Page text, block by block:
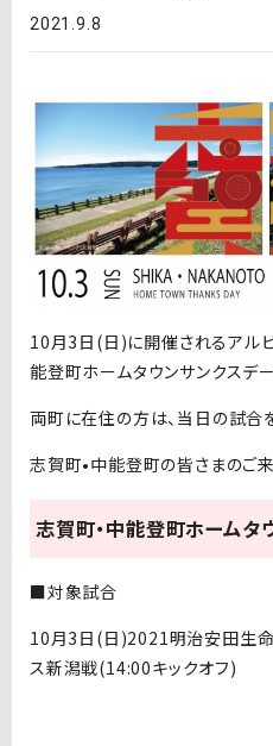
2021.9.8
10月3日(日)に開催されるアル
能登町ホームタウンサンクスデー
両町に在住の方は、当日の試合
志賀町•中能登町の皆さまのご来
志賀町・中能登町ホームタ
■対象試合
10月3日(日)2021明治安田生
ス新潟戦(14:00キックオフ)